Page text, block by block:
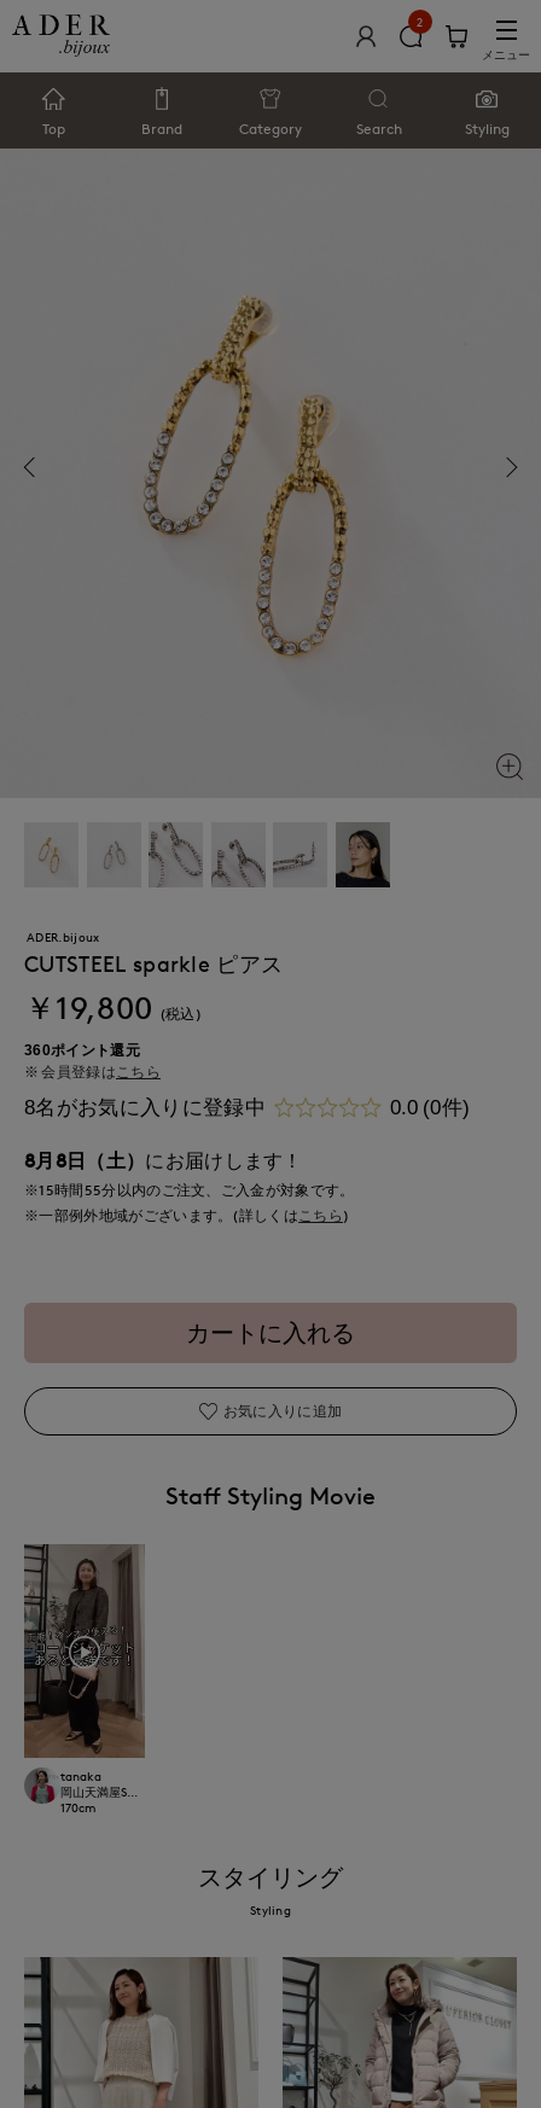
2
メニュー
Top Brand Category Search Styling
ADER.bijoux
CUTSTEEL sparkle ピアス
￥19,800 (税込)
360ポイント還元
会員登録はこちら
8名がお気に入りに登録中 0.0 (0件)
8月8日（土） にお届けします！
※15時間 55分以内のご注文、ご入金が対象です。
※一部例外地域がございます。(詳しくは こちら )
カートに入れる
お気に入りに追加
Staff Styling Movie
tanaka
岡山天満屋SUPERIORCLOSET
170cm
スタイリング
Styling